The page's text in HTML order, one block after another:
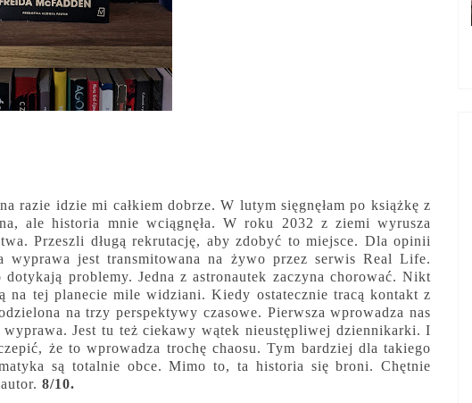
razie idzie mi całkiem dobrze. W lutym sięgnęłam po książkę z
ale historia mnie wciągnęła. W roku 2032 z ziemi wyrusza
Przeszli długą rekrutację, aby zdobyć to miejsce. Dla opinii
wyprawa jest transmitowana na żywo przez serwis Real Life.
problemy. Jedna z astronautek zaczyna chorować. Nikt
na tej planecie mile widziani. Kiedy ostatecznie tracą kontakt z
na trzy perspektywy czasowe. Pierwsza wprowadza nas
Jest tu też ciekawy wątek nieustępliwej dziennikarki. I
że to wprowadza trochę chaosu. Tym bardziej dla takiego
są totalnie obce. Mimo to, ta historia się broni. Chętnie
8/10.